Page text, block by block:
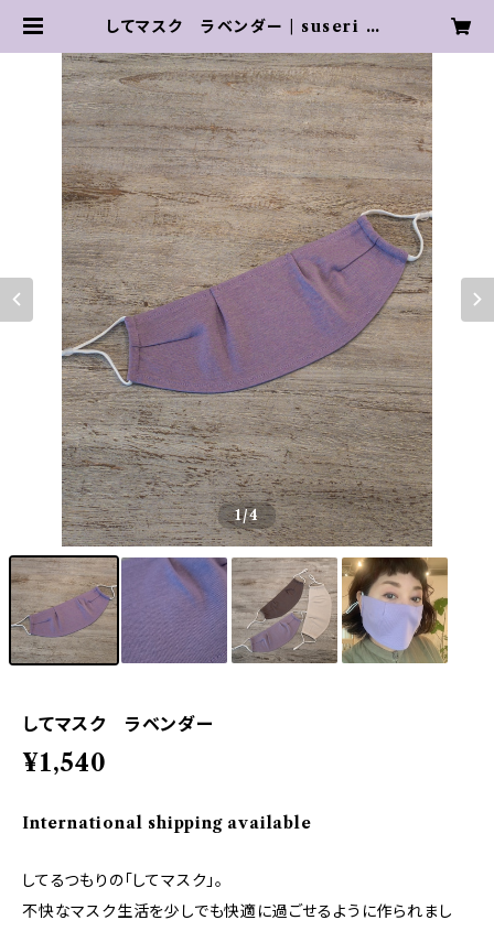
してマスク ラベンダー | suseri or
1/4
してマスク ラベンダー
¥1,540
International shipping available
してるつもりの「してマスク」。
不快なマスク生活を少しでも快適に過ごせるように作られまし